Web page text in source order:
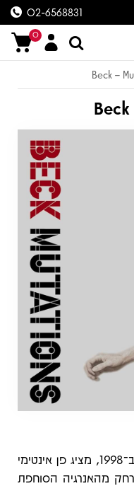
02-6568831
0
Beck –
תיאור
האלבום Mutations של בק, שיצא ב־1998, מציג פן אינטימי
מהאנרגיה הסוחפת